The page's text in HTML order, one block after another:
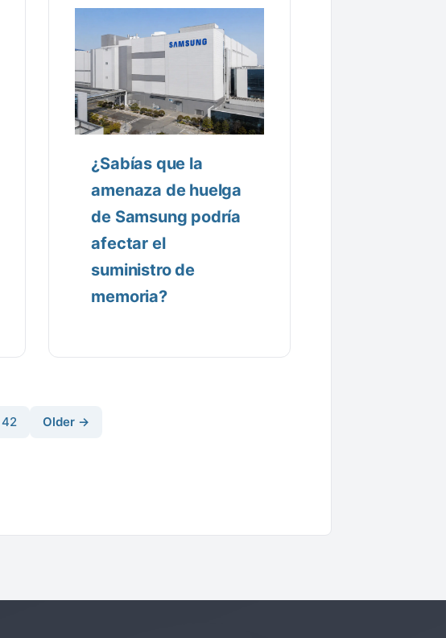
¿Sabías que la
amenaza de huelga
de Samsung podría
afectar el
suministro de
memoria?
42 Older →